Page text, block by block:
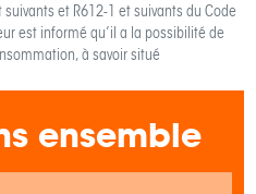
et R612-1 et suivants du Code
est informé qu’il a la possibilité de
à savoir situé
ensemble